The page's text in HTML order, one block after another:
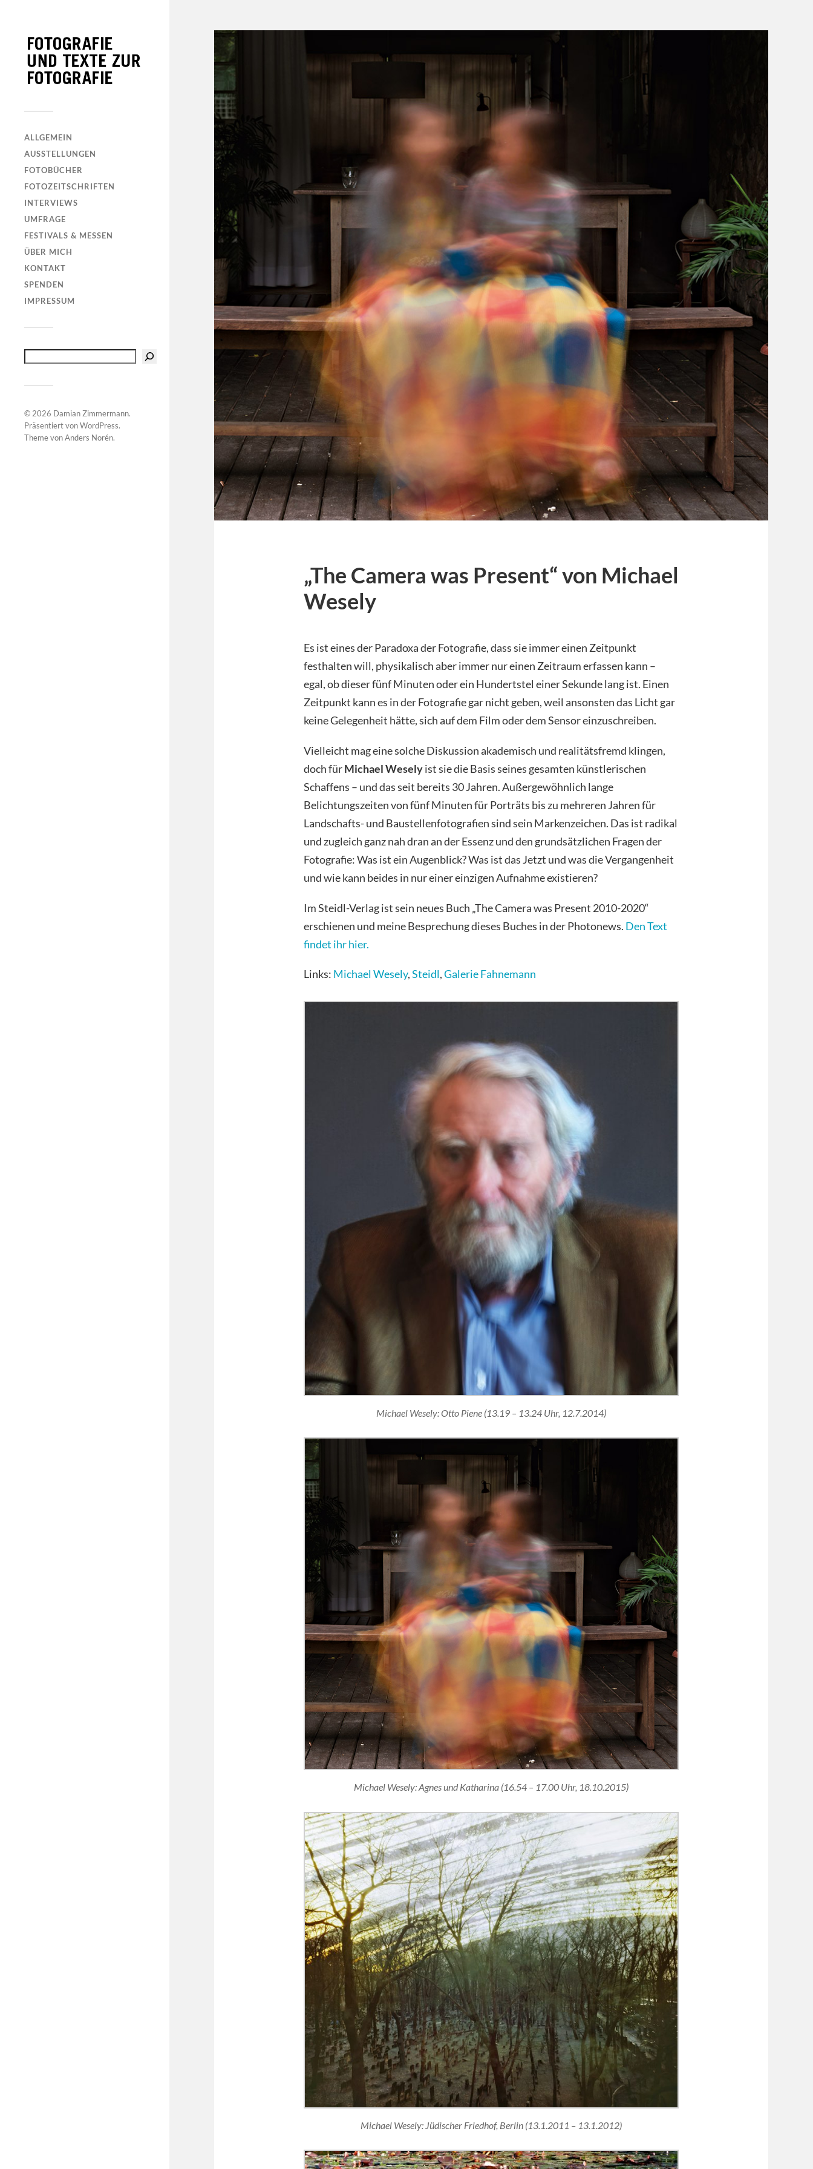
ALLGEMEIN
AUSSTELLUNGEN
FOTOBÜCHER
FOTOZEITSCHRIFTEN
INTERVIEWS
UMFRAGE
FESTIVALS & MESSEN
ÜBER MICH
KONTAKT
SPENDEN
IMPRESSUM
© 2026 Damian Zimmermann.
Präsentiert vonWordPress.
Theme vonAnders Norén.
„The Camera was Present“ von Michael
Wesely
Es ist eines der Paradoxa der Fotografie, dass sie immer einen Zeitpunkt
festhalten will, physikalisch aber immer nur einen Zeitraum erfassen kann –
egal, ob dieser fünf Minuten oder ein Hundertstel einer Sekunde lang ist. Einen
Zeitpunkt kann es in der Fotografie gar nicht geben, weil ansonsten das Licht gar
keine Gelegenheit hätte, sich auf dem Film oder dem Sensor einzuschreiben.
Vielleicht mag eine solche Diskussion akademisch und realitätsfremd klingen,
doch fürMichael Weselyist sie die Basis seines gesamten künstlerischen
Schaffens – und das seit bereits 30 Jahren. Außergewöhnlich lange
Belichtungszeiten von fünf Minuten für Porträts bis zu mehreren Jahren für
Landschafts- und Baustellenfotografien sind sein Markenzeichen. Das ist radikal
und zugleich ganz nah dran an der Essenz und den grundsätzlichen Fragen der
Fotografie: Was ist ein Augenblick? Was ist das Jetzt und was die Vergangenheit
und wie kann beides in nur einer einzigen Aufnahme existieren?
Im Steidl-Verlag ist sein neues Buch „The Camera was Present 2010-2020“
erschienen und meine Besprechung dieses Buches in der Photonews. Den Text
findet ihr hier.
Links: Michael Wesely,Steidl,Galerie Fahnemann
Michael Wesely: Otto Piene (13.19 – 13.24 Uhr, 12.7.2014)
Michael Wesely: Agnes und Katharina (16.54 – 17.00 Uhr, 18.10.2015)
Michael Wesely: Jüdischer Friedhof, Berlin (13.1.2011 – 13.1.2012)